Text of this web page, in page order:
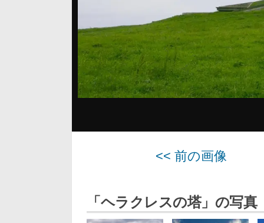
<< 前の画像
「ヘラクレスの塔」の写真